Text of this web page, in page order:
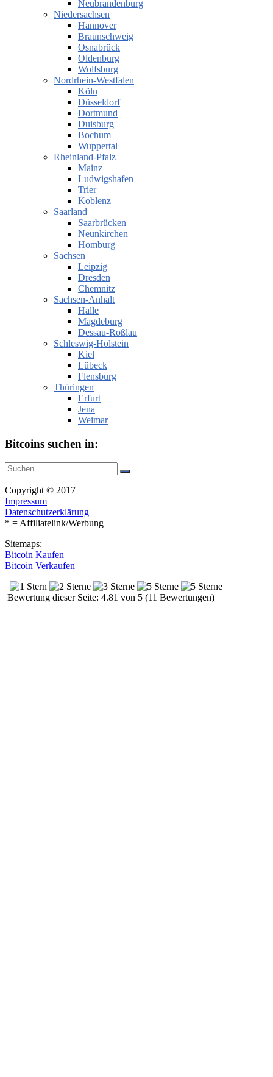
Neubrandenburg
Niedersachsen
Hannover
Braunschweig
Osnabrück
Oldenburg
Wolfsburg
Nordrhein-Westfalen
Köln
Düsseldorf
Dortmund
Duisburg
Bochum
Wuppertal
Rheinland-Pfalz
Mainz
Ludwigshafen
Trier
Koblenz
Saarland
Saarbrücken
Neunkirchen
Homburg
Sachsen
Leipzig
Dresden
Chemnitz
Sachsen-Anhalt
Halle
Magdeburg
Dessau-Roßlau
Schleswig-Holstein
Kiel
Lübeck
Flensburg
Thüringen
Erfurt
Jena
Weimar
Bitcoins suchen in:
Suche
nach:
Suchen
Copyright © 2017
Impressum
Datenschutzerklärung
* = Affiliatelink/Werbung
Sitemaps:
Bitcoin Kaufen
Bitcoin Verkaufen
Bewertung dieser Seite: 4.81 von 5 (11 Bewertungen)